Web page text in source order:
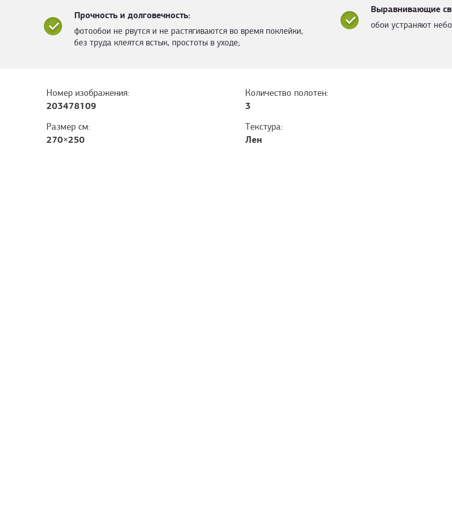
Выравнивающие
обои устраняют
Прочность и долговечность:
фотообои не рвутся и не растягиваются во время поклейки,
без труда клеятся встык, простоты в уходе;
Номер изображения:
203478109
Количество полотен:
3
Размер см:
270×250
Текстура:
Лен